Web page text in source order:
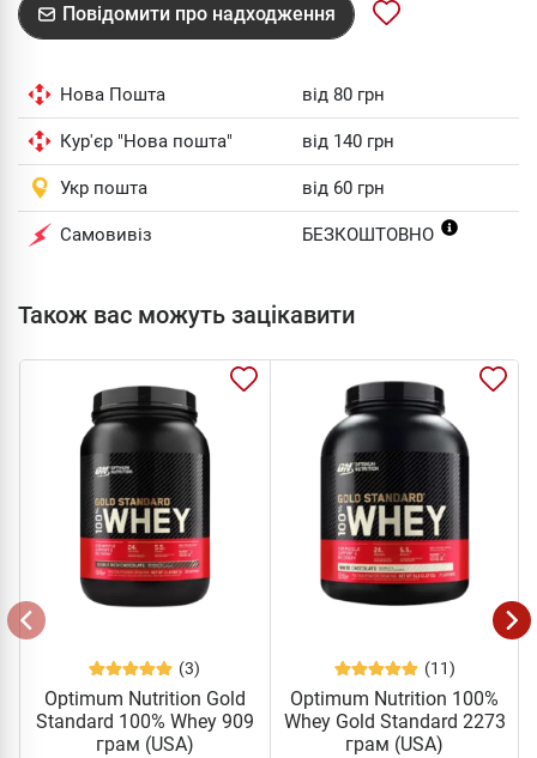
Повідомити про надходження
Нова Пошта від 80 грн
Кур'єр "Нова пошта" від 140 грн
Укр пошта від 60 грн
Самовивіз БЕЗКОШТОВНО
Також вас можуть зацікавити
(3)
Optimum Nutrition Gold
Standard 100% Whey 909
грам (USA)
(11)
Optimum Nutrition 100%
Whey Gold Standard 2273
грам (USA)